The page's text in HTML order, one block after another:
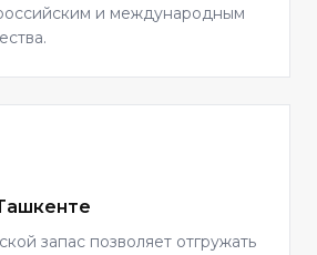
и международным
запас позволяет отгружать